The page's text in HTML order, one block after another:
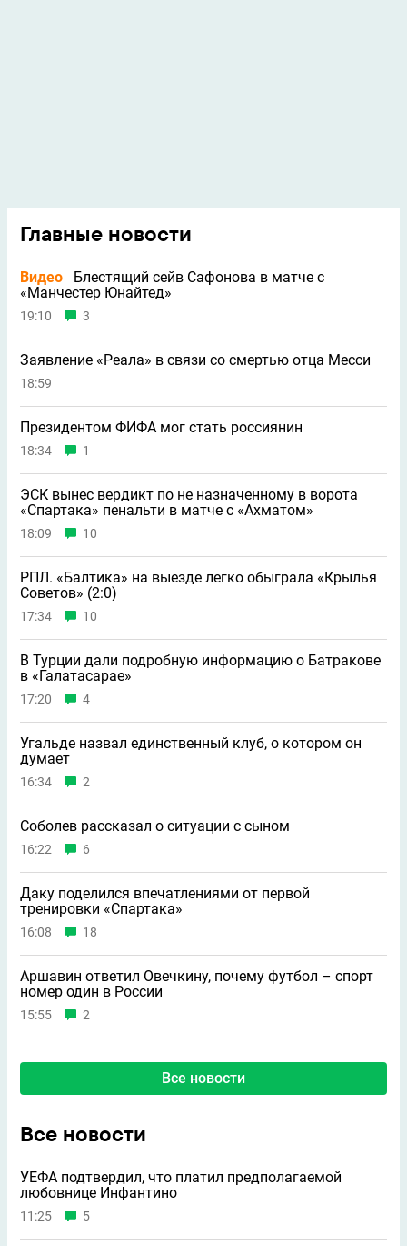
Главные новости
Видео
Блестящий сейв Сафонова в матче с
«Манчестер Юнайтед»
19:10 3
Заявление «Реала» в связи со смертью отца Месси
18:59
Президентом ФИФА мог стать россиянин
18:34 1
ЭСК вынес вердикт по не назначенному в ворота
«Спартака» пенальти в матче с «Ахматом»
18:09 10
РПЛ. «Балтика» на выезде легко обыграла «Крылья
Советов» (2:0)
17:34 10
В Турции дали подробную информацию о Батракове
в «Галатасарае»
17:20 4
Угальде назвал единственный клуб, о котором он
думает
16:34 2
Соболев рассказал о ситуации с сыном
16:22 6
Даку поделился впечатлениями от первой
тренировки «Спартака»
16:08 18
Аршавин ответил Овечкину, почему футбол – спорт
номер один в России
15:55 2
Все новости
Все новости
УЕФА подтвердил, что платил предполагаемой
любовнице Инфантино
11:25 5